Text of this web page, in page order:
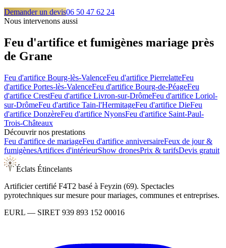
Demander un devis06 50 47 62 24
Nous intervenons aussi
Feu d'artifice et fumigènes mariage près
de Grane
Feu d'artifice Bourg-lès-ValenceFeu d'artifice PierrelatteFeu
d'artifice Portes-lès-ValenceFeu d'artifice Bourg-de-PéageFeu
d'artifice CrestFeu d'artifice Livron-sur-DrômeFeu d'artifice Loriol-
sur-DrômeFeu d'artifice Tain-l'HermitageFeu d'artifice DieFeu
d'artifice DonzèreFeu d'artifice NyonsFeu d'artifice Saint-Paul-
Trois-Châteaux
Découvrir nos prestations
Feu d'artifice de mariageFeu d'artifice anniversaireFeux de jour &
fumigènesArtifices d'intérieurShow dronesPrix & tarifsDevis gratuit
Éclats Étincelants
Artificier certifié F4T2 basé à Feyzin (69). Spectacles
pyrotechniques sur mesure pour mariages, communes et entreprises.
EURL — SIRET 939 893 152 00016